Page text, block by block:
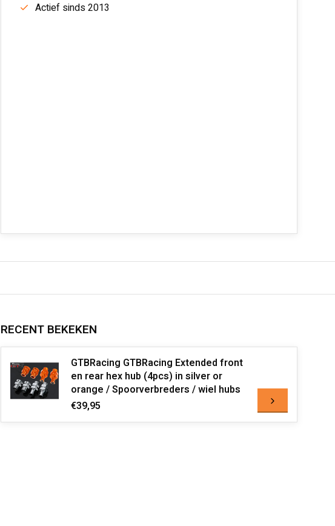
Actief sinds 2013
RECENT BEKEKEN
GTBRacing GTBRacing Extended front
en rear hex hub (4pcs) in silver or
orange / Spoorverbreders / wiel hubs
€39,95